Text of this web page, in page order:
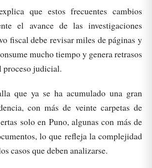
que estos frecuentes cambios
el avance de las investigaciones
fiscal debe revisar miles de páginas y
mucho tiempo y genera retrasos
proceso judicial.
que ya se ha acumulado una gran
con más de veinte carpetas de
solo en Puno, algunas con más de
lo que refleja la complejidad
casos que deben analizarse.